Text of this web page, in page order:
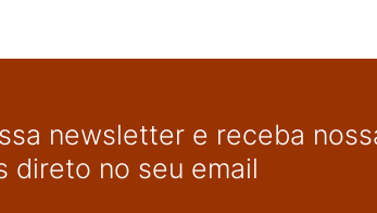
newsletter e receba
direto no seu email